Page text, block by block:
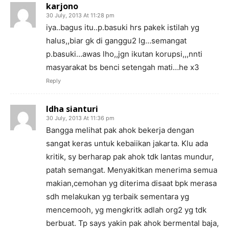
karjono
30 July, 2013 At 11:28 pm
iya..bagus itu..p.basuki hrs pakek istilah yg
halus,,biar gk di ganggu2 lg…semangat
p.basuki…awas lho,,jgn ikutan korupsi,,,nnti
masyarakat bs benci setengah mati…he x3
Reply
Idha sianturi
30 July, 2013 At 11:36 pm
Bangga melihat pak ahok bekerja dengan
sangat keras untuk kebaiikan jakarta. Klu ada
kritik, sy berharap pak ahok tdk lantas mundur,
patah semangat. Menyakitkan menerima semua
makian,cemohan yg diterima disaat bpk merasa
sdh melakukan yg terbaik sementara yg
mencemooh, yg mengkritk adlah org2 yg tdk
berbuat. Tp says yakin pak ahok bermental baja,